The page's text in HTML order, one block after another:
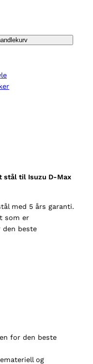
stål til Isuzu D-Max
med 5 års garanti.
som er
den beste
for den beste
og